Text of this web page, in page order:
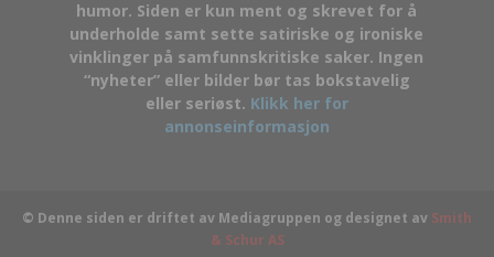
humor. Siden er kun ment og skrevet for å
underholde samt sette satiriske og ironiske
vinklinger på samfunnskritiske saker. Ingen
“nyheter” eller bilder bør tas bokstavelig
eller seriøst. Klikk her for
annonseinformasjon
© Denne siden er driftet av Mediagruppen og designet av Smith
& Schur AS